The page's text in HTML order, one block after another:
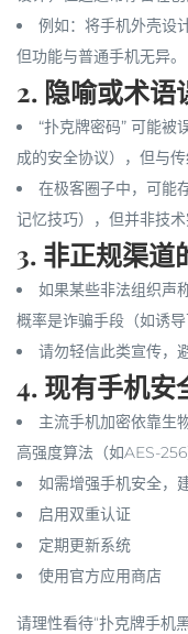
例如：将手机外壳设
但功能与普通手机无异。
2. 隐喻或术语
“扑克牌密码” 可能被
成的安全协议），但与传
在极客圈子中，可能
记忆技巧），但并非技术
3. 非正规渠道
如果某些非法组织声
概率是诈骗手段 （如诱
请勿轻信此类宣传，
4. 现有手机安
主流手机加密依靠生
高强度算法（如AES-
如需增强手机安全，建
启用双重认证
定期更新系统
使用官方应用商店
请理性看待“扑克牌手机